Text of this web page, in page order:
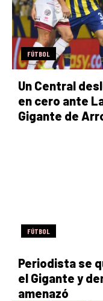
FÚTBOL
Un Central
en cero ante
Gigante de
FÚTBOL
Periodista se
el Gigante y
amenazó